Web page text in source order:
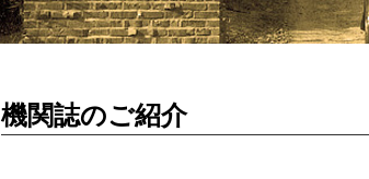
機関誌のご紹介